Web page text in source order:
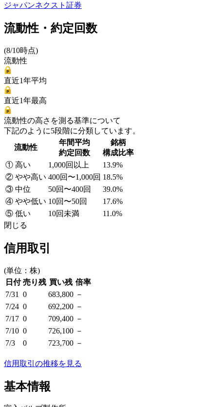
ジャパンネクスト証券
流動性・約定回数
(8/10時点)
流動性
直近1年平均
直近1年最高
流動性の高さを測る基準について
下記のように5段階に分類しています。
流動性
年間平均
約定回数
銘柄
構成比率
① 高い
1,000回以上
13.9%
② やや高い 400回〜1,000回 18.5%
③ 中位
50回〜400回
39.0%
④ やや低い 10回〜50回
17.6%
⑤ 低い
10回未満
11.0%
閉じる
信用取引
(単位：株)
日付 売り残 買い残 倍率
7/31
0 683,800 －
7/24 0 692,200 －
7/17 0 709,400 －
7/10 0 726,100 －
7/3
0 723,700 －
信用取引の推移を見る
基本情報